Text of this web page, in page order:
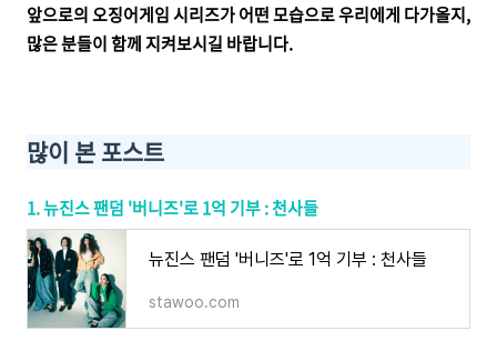
앞으로의 오징어게임 시리즈가 어떤 모습으로 우리에게 다가올지,
많은 분들이 함께 지켜보시길 바랍니다.
많이 본 포스트
1. 뉴진스 팬덤 '버니즈'로 1억 기부 : 천사들
뉴진스 팬덤 '버니즈'로 1억 기부 : 천사들
stawoo.com